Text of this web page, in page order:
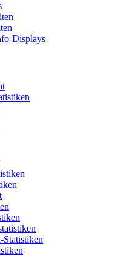
Displays
Statistiken